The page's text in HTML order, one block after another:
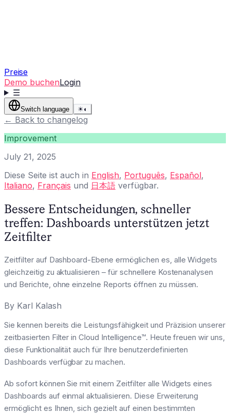
Preise
Demo buchenLogin
☰
Switch language ☀◐
← Back to changelog
Improvement
July 21, 2025
Diese Seite ist auch in English, Português, Español,
Italiano, Français und 日本語 verfügbar.
Bessere Entscheidungen, schneller
treffen: Dashboards unterstützen jetzt
Zeitfilter
Zeitfilter auf Dashboard-Ebene ermöglichen es, alle Widgets
gleichzeitig zu aktualisieren – für schnellere Kostenanalysen
und Berichte, ohne einzelne Reports öffnen zu müssen.
By Karl Kalash
Sie kennen bereits die Leistungsfähigkeit und Präzision unserer
zeitbasierten Filter in Cloud Intelligence™. Heute freuen wir uns,
diese Funktionalität auch für Ihre benutzerdefinierten
Dashboards verfügbar zu machen.
Ab sofort können Sie mit einem Zeitfilter alle Widgets eines
Dashboards auf einmal aktualisieren. Diese Erweiterung
ermöglicht es Ihnen, sich gezielt auf einen bestimmten